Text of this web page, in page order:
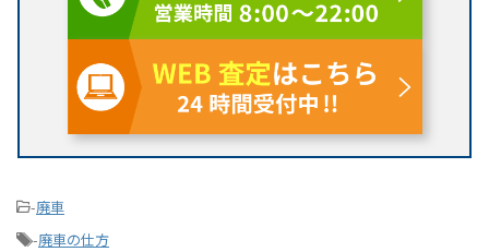
-廃車
-廃車の仕方